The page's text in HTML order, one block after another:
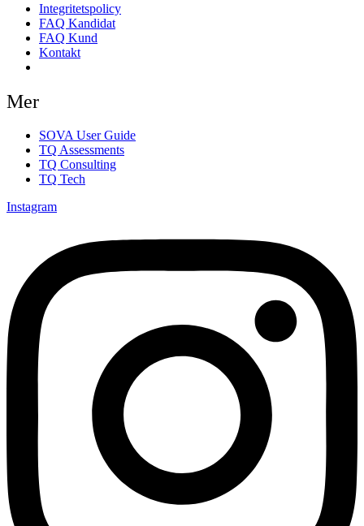
Integritetspolicy
FAQ Kandidat
FAQ Kund
Kontakt
Mer
SOVA User Guide
TQ Assessments
TQ Consulting
TQ Tech
Instagram